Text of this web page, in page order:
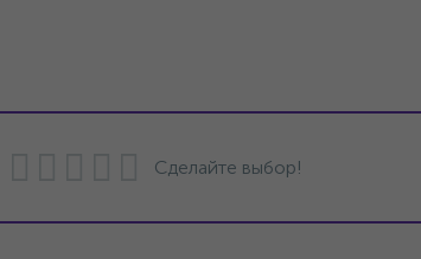
Сделайте выбор!